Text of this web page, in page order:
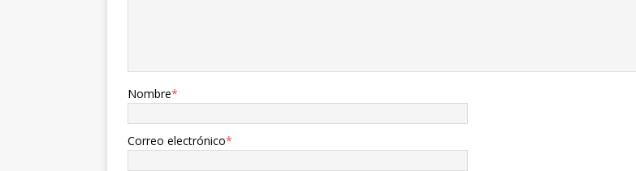
Nombre*
Correo electrónico*